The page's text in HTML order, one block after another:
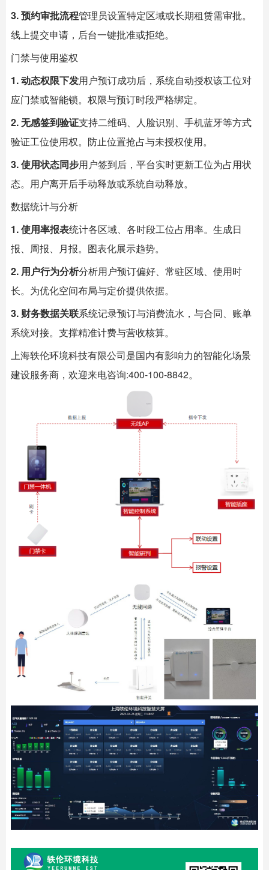
3. 预约审批流程管理员设置特定区域或长期租赁需审批。
线上提交申请，后台一键批准或拒绝。
门禁与使用鉴权
1. 动态权限下发用户预订成功后，系统自动授权该工位对
应门禁或智能锁。权限与预订时段严格绑定。
2. 无感签到验证支持二维码、人脸识别、手机蓝牙等方式
验证工位使用权。防止位置抢占与未授权使用。
3. 使用状态同步用户签到后，平台实时更新工位为占用状
态。用户离开后手动释放或系统自动释放。
数据统计与分析
1. 使用率报表统计各区域、各时段工位占用率。生成日
报、周报、月报。图表化展示趋势。
2. 用户行为分析分析用户预订偏好、常驻区域、使用时
长。为优化空间布局与定价提供依据。
3. 财务数据关联系统记录预订与消费流水，与合同、账单
系统对接。支撑精准计费与营收核算。
上海轶伦环境科技有限公司是国内有影响力的智能化场景
建设服务商，欢迎来电咨询:400-100-8842。